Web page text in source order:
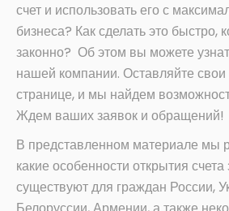
счет и использовать его с
бизнеса? Как сделать это быстро,
законно? Об этом вы можете
нашей компании. Оставляйте
странице, и мы найдем
Ждем ваших заявок и обращений!
В представленном материале мы
какие особенности открытия счета
существуют для граждан России,